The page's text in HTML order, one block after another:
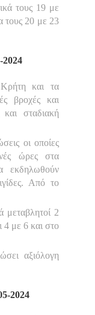
τους 19 με
τους 20 με 23
και τα
βροχές και
και σταδιακή
οι οποίες
ώρες στα
εκδηλωθούν
Από το
μεταβλητοί 2
4 με 6 και στο
αξιόλογη
2024